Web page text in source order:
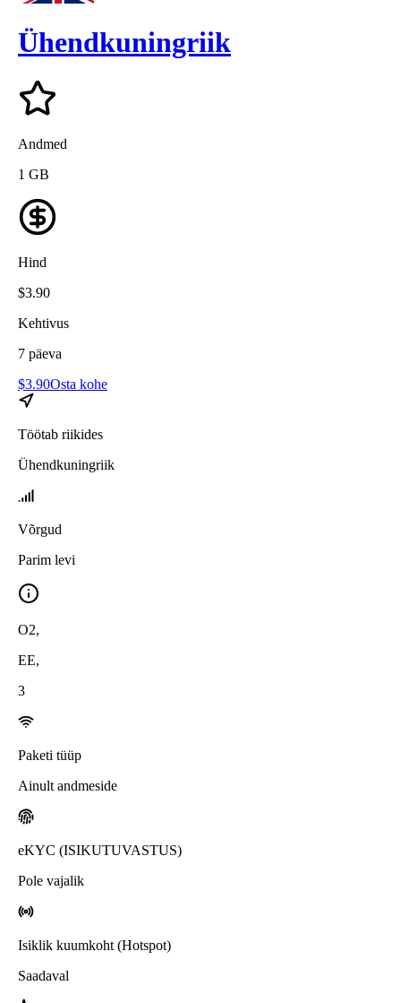
Ühendkuningriik
Andmed
1 GB
Hind
$3.90
Kehtivus
7 päeva
$3.90Osta kohe
Töötab riikides
Ühendkuningriik
Võrgud
Parim levi
O2,
EE,
3
Paketi tüüp
Ainult andmeside
eKYC (ISIKUTUVASTUS)
Pole vajalik
Isiklik kuumkoht (Hotspot)
Saadaval